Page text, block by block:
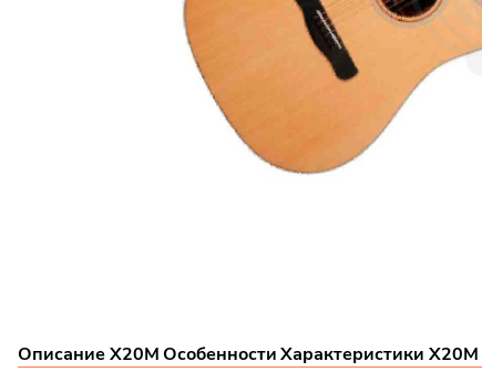
Описание X20MОсобенностиХарактеристики X20M